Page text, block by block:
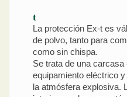
t
La protección Ex-t es
de polvo, tanto para
como sin chispa.
Se trata de una
equipamiento eléctrico
la atmósfera explosiva.